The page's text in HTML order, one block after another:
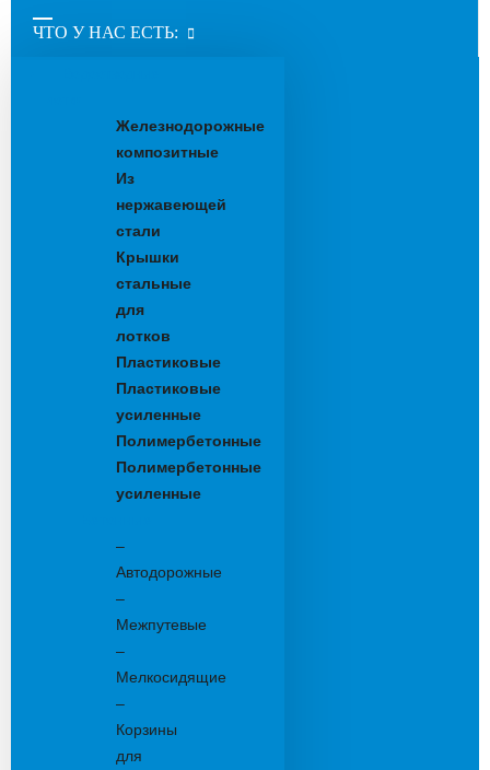
ЧТО У НАС ЕСТЬ:
Железнодорожные
композитные
Из
нержавеющей
стали
Крышки
стальные
для
лотков
Пластиковые
Пластиковые
усиленные
Полимербетонные
Полимербетонные
усиленные
–
Автодорожные
–
Межпутевые
–
Мелкосидящие
–
Корзины
для